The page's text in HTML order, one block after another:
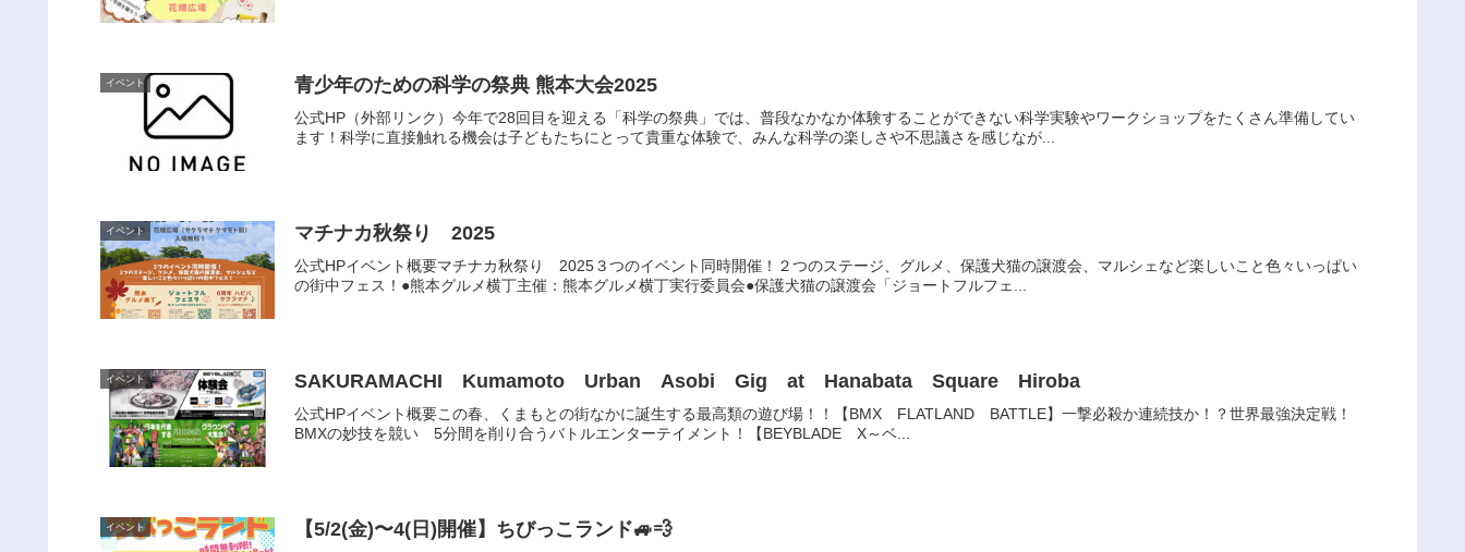
イベント 青少年のための科学の祭典 熊本大会2025
公式HP（外部リンク）今年で28回目を迎える「科学の祭典」では、普段なかなか体験することができない科学実験やワークショップをたくさん準備してい
ます！科学に直接触れる機会は子どもたちにとって貴重な体験で、みんな科学の楽しさや不思議さを感じなが...
イベント マチナカ秋祭り 2025
公式HPイベント概要マチナカ秋祭り 2025３つのイベント同時開催！２つのステージ、グルメ、保護犬猫の譲渡会、マルシェなど楽しいこと色々いっぱい
の街中フェス！●熊本グルメ横丁主催：熊本グルメ横丁実行委員会●保護犬猫の譲渡会「ジョートフルフェ...
イベント SAKURAMACHI Kumamoto Urban Asobi Gig at Hanabata Square Hiroba
公式HPイベント概要この春、くまもとの街なかに誕生する最高類の遊び場！！【BMX FLATLAND BATTLE】一撃必殺か連続技か！？世界最強決定戦！
BMXの妙技を競い 5分間を削り合うバトルエンターテイメント！【BEYBLADE X～ベ...
イベント 【5/2(金)〜4(日)開催】ちびっこランド🚙💨